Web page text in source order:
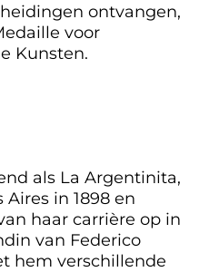
ontvangen,
voor
Kunsten.
als La Argentinita,
in 1898 en
haar carrière op in
van Federico
hem verschillende